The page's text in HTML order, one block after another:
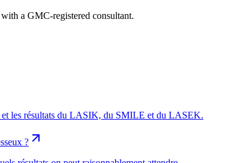
a GMC-registered consultant.
et les résultats du LASIK, du SMILE et du LASEK.
?